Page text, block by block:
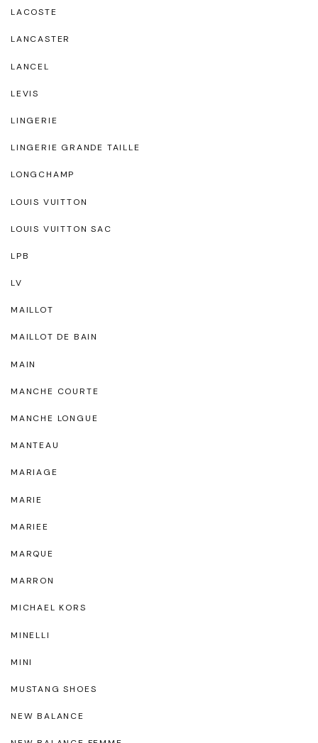
LACOSTE
LANCASTER
LANCEL
LEVIS
LINGERIE
LINGERIE GRANDE TAILLE
LONGCHAMP
LOUIS VUITTON
LOUIS VUITTON SAC
LPB
LV
MAILLOT
MAILLOT DE BAIN
MAIN
MANCHE COURTE
MANCHE LONGUE
MANTEAU
MARIAGE
MARIE
MARIEE
MARQUE
MARRON
MICHAEL KORS
MINELLI
MINI
MUSTANG SHOES
NEW BALANCE